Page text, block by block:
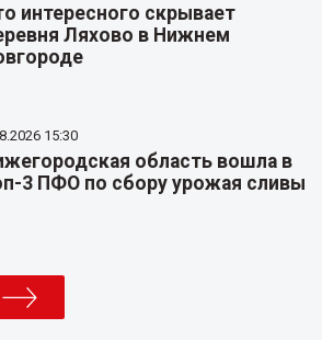
интересного скрывает
Ляхово в Нижнем
15:30
область вошла в
3 ПФО по сбору урожая сливы